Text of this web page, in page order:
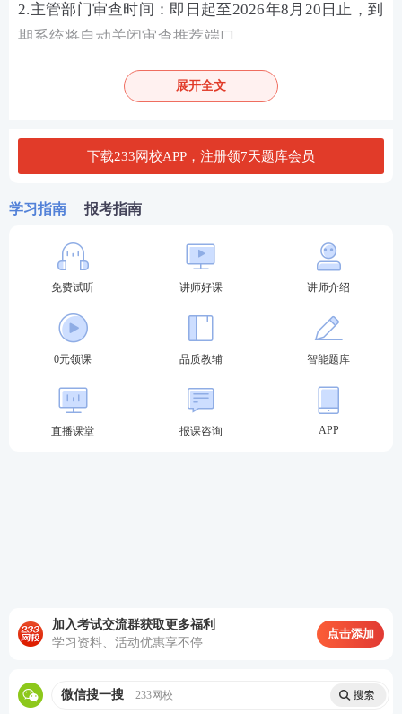
2.主管部门审查时间：即日起至2026年8月20日止，到
期系统将自动关闭审查推荐端口。
3.评委会资格审查及材料预审时间：2026年9月
三、有关政策
高级职称申报条件(试行)》(赣工信人事字〔2020〕37
6号)执行。省直单位综合工程中级职称评审按《江西
省工程技术人员职称申报条件(试行)》(赣工信人事字
称评审按《江西省工业设计工程技术人员职称申报条
件(试行)》(赣工信人事字〔2022〕196号)执行。
(二)申报人学历、学位、资历(资格、聘任时间)、工作
年限、业绩(含
、论著)等终算时间为2025年12月3
统”缴纳;资格审查后，评委会将把评审费缴款码发送
至资格审查通过的申报人员手机，申报人员可通过“赣
非税缴费-一般性缴款码缴款”输入缴款码进行缴费。
展开全文
下载233网校APP，注册领7天题库会员
学习指南 报考指南
免费试听 讲师好课 讲师介绍
0元领课 品质教辅 智能题库
直播课堂 报课咨询 APP
加入考试交流群获取更多福利
学习资料、活动优惠享不停
点击添加
微信搜一搜 233网校